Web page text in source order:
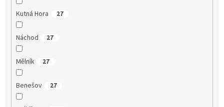
Kutná Hora 27
Náchod 27
Mělník 27
Benešov 27